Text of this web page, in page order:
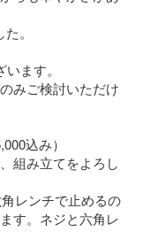
。
ます。
みご検討いただけ
込み）
組み立てをよろし
レンチで止めるの
す。ネジと六角レ